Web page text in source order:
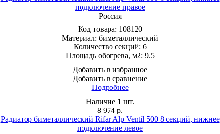
подключение правое
Россия
Код товара: 108120
Материал: биметаллический
Количество секций: 6
Площадь обогрева, м2: 9.5
Добавить в избранное
Добавить в сравнение
Подробнее
Наличие 1 шт.
8 974 р.
Радиатор биметаллический Rifar Alp Ventil 500 8 секций, нижнее
подключение левое